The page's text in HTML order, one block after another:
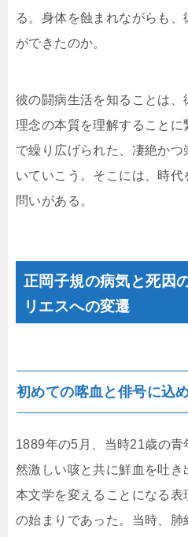
る。身体を蝕まれながらも
ができたのか。
彼の闘病生活を知ることは、
理念の本質を理解することに
で繰り広げられた、凄絶か
いていこう。そこには、時
問いがある。
正岡子規の病気と死因
リエスへの変遷
初めての喀血と俳号に込
1889年の5月、当時21歳の青
然激しい咳と共に鮮血を吐き
本文学を変えることになる
の始まりであった。当時、